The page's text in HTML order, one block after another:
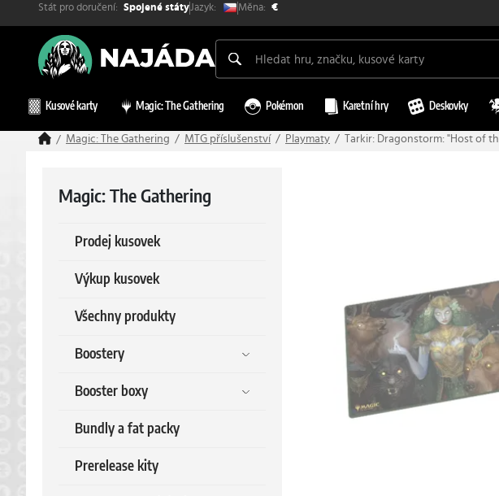
Stát pro doručení: Spojené státyJazyk: Měna: €
Kusové karty Magic: The Gathering Pokémon Karetní hry Deskovky
Magic: The Gathering MTG příslušenství Playmaty Tarkir: Dragonstorm: "Host of
Magic: The Gathering
Prodej kusovek
Výkup kusovek
Všechny produkty
Boostery
Booster boxy
Bundly a fat packy
Prerelease kity